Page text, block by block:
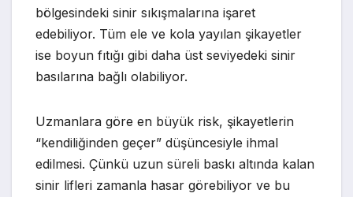
bölgesindeki sinir sıkışmalarına işaret
edebiliyor. Tüm ele ve kola yayılan şikayetler
ise boyun fıtığı gibi daha üst seviyedeki sinir
basılarına bağlı olabiliyor.
Uzmanlara göre en büyük risk, şikayetlerin
“kendiliğinden geçer” düşüncesiyle ihmal
edilmesi. Çünkü uzun süreli baskı altında kalan
sinir lifleri zamanla hasar görebiliyor ve bu